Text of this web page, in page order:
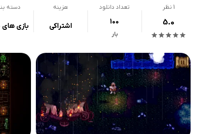
1 نظر
5.0
تعداد دانلود
100
بار
هزینه
اشتراکی
دسته
بازی های